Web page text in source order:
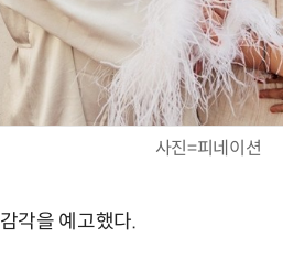
사진=피네이션
각을 예고했다.